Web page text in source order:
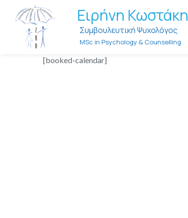
Ειρήνη Κωστάκη
Συμβουλευτική Ψυχολόγος
MSc in Psychology & Counselling
[booked-calendar]